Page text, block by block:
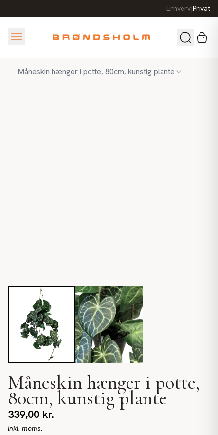
Erhverv|Privat
Måneskin hænger i potte, 80cm, kunstig plante
Måneskin hænger i potte,
80cm, kunstig plante
339,00 kr.
Inkl. moms.